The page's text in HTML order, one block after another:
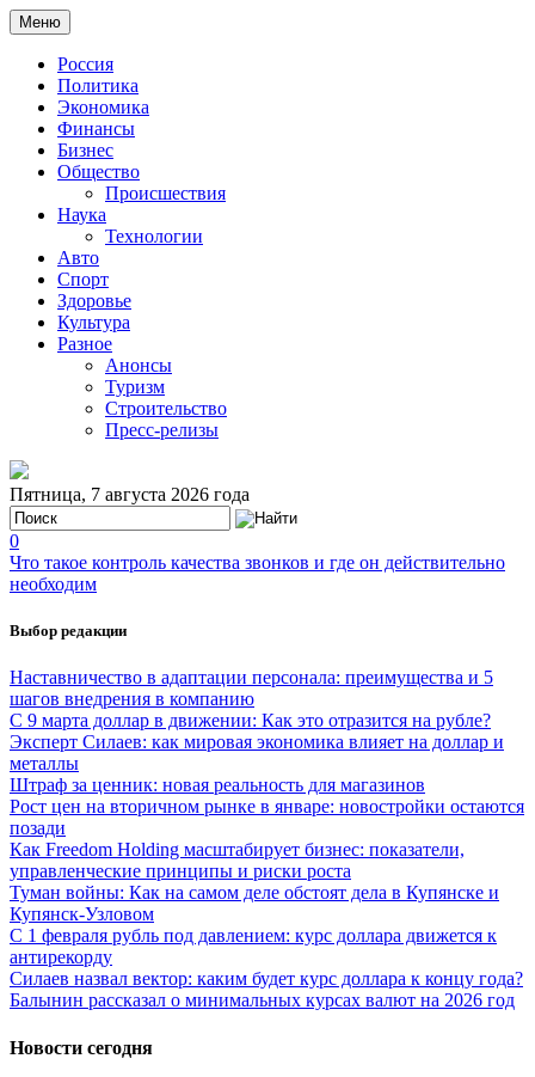
Меню
Россия
Политика
Экономика
Финансы
Бизнес
Общество
Происшествия
Наука
Технологии
Авто
Спорт
Здоровье
Культура
Разное
Анонсы
Туризм
Строительство
Пресс-релизы
Пятница, 7 августа 2026 года
0
Что такое контроль качества звонков и где он действительно
необходим
Выбор редакции
Наставничество в адаптации персонала: преимущества и 5
шагов внедрения в компанию
С 9 марта доллар в движении: Как это отразится на рубле?
Эксперт Силаев: как мировая экономика влияет на доллар и
металлы
Штраф за ценник: новая реальность для магазинов
Рост цен на вторичном рынке в январе: новостройки остаются
позади
Как Freedom Holding масштабирует бизнес: показатели,
управленческие принципы и риски роста
Туман войны: Как на самом деле обстоят дела в Купянске и
Купянск-Узловом
С 1 февраля рубль под давлением: курс доллара движется к
антирекорду
Силаев назвал вектор: каким будет курс доллара к концу года?
Балынин рассказал о минимальных курсах валют на 2026 год
Новости сегодня